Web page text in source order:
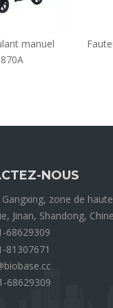
manuel
NOUS
zone de haute
Jinan, Shandong, Chine
68629309
81307671
68629309